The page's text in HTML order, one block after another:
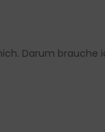
Darum brauche